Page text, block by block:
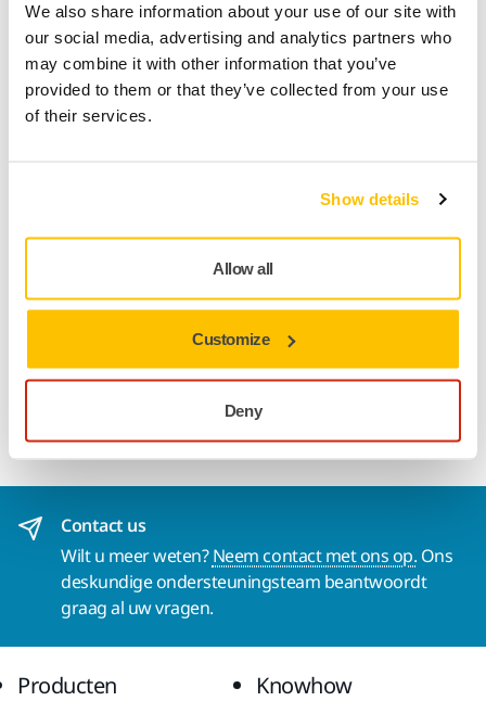
We also share information about your use of our site with
our social media, advertising and analytics partners who
may combine it with other information that you’ve
provided to them or that they’ve collected from your use
of their services.
Show details
Allow all
Customize
Deny
Levering in België
Geen verzendkosten bij bestellingen vanaf €50,- incl.
btw
Veilige betaling
Technische details Downloads
Steunschijf met grip voor pneumatische
steunschijfbeschermer en gebruiksaanwijzing
Contact us
Wilt u meer weten?Neem contact met ons op. Ons
deskundige ondersteuningsteam beantwoordt
graag al uw vragen.
Producten Knowhow